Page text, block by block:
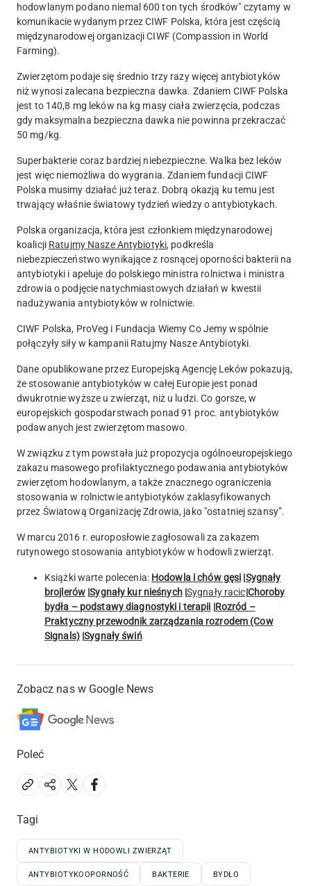
hodowlanym podano niemal 600 ton tych środków" czytamy w
komunikacie wydanym przez CIWF Polska, która jest częścią
międzynarodowej organizacji CIWF (Compassion in World
Farming).
Zwierzętom podaje się średnio trzy razy więcej antybiotyków
niż wynosi zalecana bezpieczna dawka. Zdaniem CIWF Polska
jest to 140,8 mg leków na kg masy ciała zwierzęcia, podczas
gdy maksymalna bezpieczna dawka nie powinna przekraczać
50 mg/kg.
Superbakterie coraz bardziej niebezpieczne. Walka bez leków
jest więc niemożliwa do wygrania. Zdaniem fundacji CIWF
Polska musimy działać już teraz. Dobrą okazją ku temu jest
trwający właśnie światowy tydzień wiedzy o antybiotykach.
Polska organizacja, która jest członkiem międzynarodowej
koalicji Ratujmy Nasze Antybiotyki, podkreśla
niebezpieczeństwo wynikające z rosnącej oporności bakterii na
antybiotyki i apeluje do polskiego ministra rolnictwa i ministra
zdrowia o podjęcie natychmiastowych działań w kwestii
nadużywania antybiotyków w rolnictwie.
CIWF Polska, ProVeg i Fundacja Wiemy Co Jemy wspólnie
połączyły siły w kampanii Ratujmy Nasze Antybiotyki.
Dane opublikowane przez Europejską Agencję Leków pokazują,
że stosowanie antybiotyków w całej Europie jest ponad
dwukrotnie wyższe u zwierząt, niż u ludzi. Co gorsze, w
europejskich gospodarstwach ponad 91 proc. antybiotyków
podawanych jest zwierzętom masowo.
W związku z tym powstała już propozycja ogólnoeuropejskiego
zakazu masowego profilaktycznego podawania antybiotyków
zwierzętom hodowlanym, a także znacznego ograniczenia
stosowania w rolnictwie antybiotyków zaklasyfikowanych
przez Światową Organizację Zdrowia, jako "ostatniej szansy”.
W marcu 2016 r. europosłowie zagłosowali za zakazem
rutynowego stosowania antybiotyków w hodowli zwierząt.
Książki warte polecenia: Hodowla i chów gęsi |Sygnały
brojlerów |Sygnały kur nieśnych|Sygnały racic|Choroby
bydła – podstawy diagnostyki i terapii |Rozród –
Praktyczny przewodnik zarządzania rozrodem (Cow
Signals)|Sygnały świń
Zobacz nas w Google News
Poleć
Tagi
ANTYBIOTYKI W HODOWLI ZWIERZĄT
ANTYBIOTYKOOPORNOŚĆ BAKTERIE BYDŁO